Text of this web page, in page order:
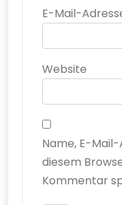
E-Mail-
Website
Name, E-
diesem
Kommentar